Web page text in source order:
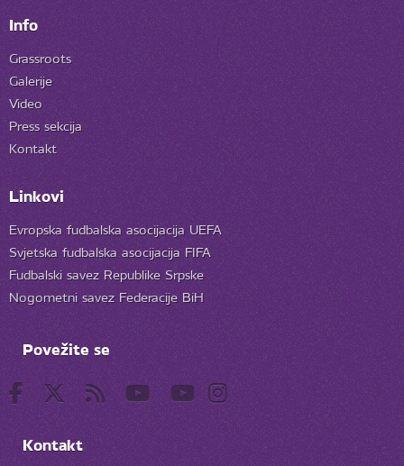
Info
Grassroots
Galerije
Video
Press sekcija
Kontakt
Linkovi
Evropska fudbalska asocijacija UEFA
Svjetska fudbalska asocijacija FIFA
Fudbalski savez Republike Srpske
Nogometni savez Federacije BiH
Povežite se
Kontakt